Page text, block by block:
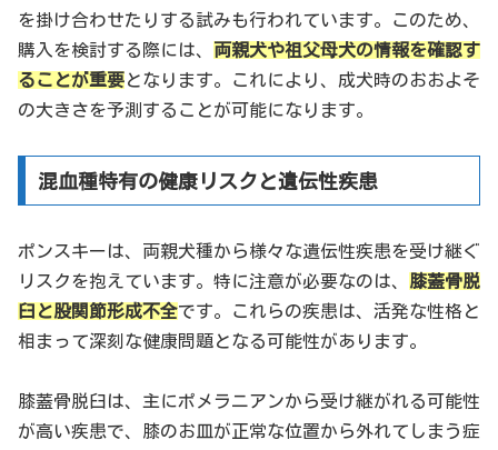
を掛け合わせたりする試みも行われています。このため、
購入を検討する際には、 両親犬や祖父母犬の情報を確認す
ることが重要となります。これにより、成犬時のおおよそ
の大きさを予測することが可能になります。
混血種特有の健康リスクと遺伝性疾患
ポンスキーは、両親犬種から様々な遺伝性疾患を受け継ぐ
リスクを抱えています。特に注意が必要なのは、 膝蓋骨脱
臼と股関節形成不全です。これらの疾患は、活発な性格と
相まって深刻な健康問題となる可能性があります。
膝蓋骨脱臼は、主にポメラニアンから受け継がれる可能性
が高い疾患で、膝のお皿が正常な位置から外れてしまう症